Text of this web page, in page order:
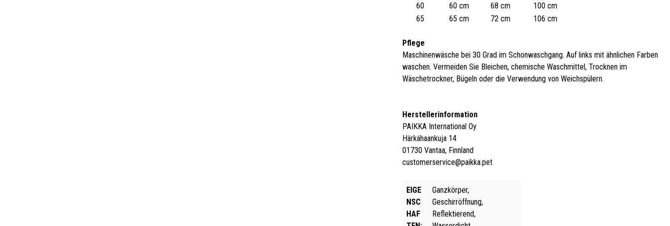
60
60 cm 68 cm
100 cm
65
65 cm 72 cm 106 cm
Pflege
Maschinenwäsche bei 30 Grad im Schonwaschgang. Auf links mit ähnlichen Farben
waschen. Vermeiden Sie Bleichen, chemische Waschmittel, Trocknen im
Wäschetrockner, Bügeln oder die Verwendung von Weichspülern.
Herstellerinformation
PAIKKA International Oy
Härkähaankuja 14
01730 Vantaa, Finnland
customerservice@paikka.pet
EIGE
NSC
HAF
Ganzkörper,
Geschirröffnung,
Reflektierend,